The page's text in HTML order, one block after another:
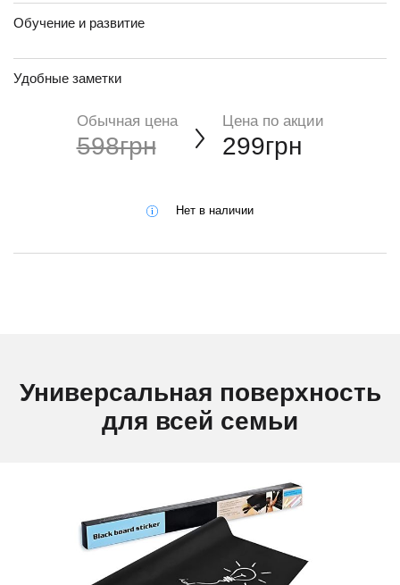
Обучение и развитие
Удобные заметки
Обычная цена
598грн
Цена по акции
299грн
Нет в наличии
Универсальная поверхность
для всей семьи